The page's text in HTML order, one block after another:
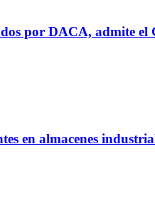
por DACA, admite el
en almacenes